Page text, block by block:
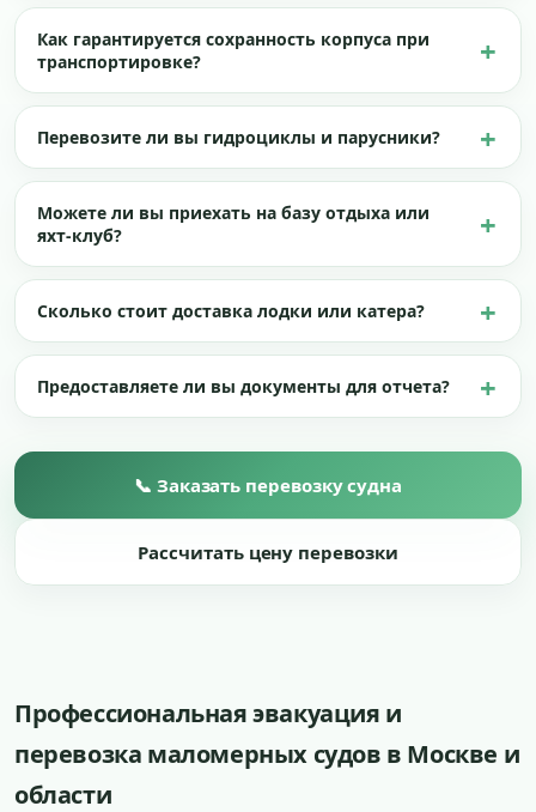
Как гарантируется сохранность корпуса при
транспортировке?
Перевозите ли вы гидроциклы и парусники?
Можете ли вы приехать на базу отдыха или
яхт-клуб?
Сколько стоит доставка лодки или катера?
Предоставляете ли вы документы для отчета?
📞 Заказать перевозку судна
Рассчитать цену перевозки
Профессиональная эвакуация и
перевозка маломерных судов в Москве и
области